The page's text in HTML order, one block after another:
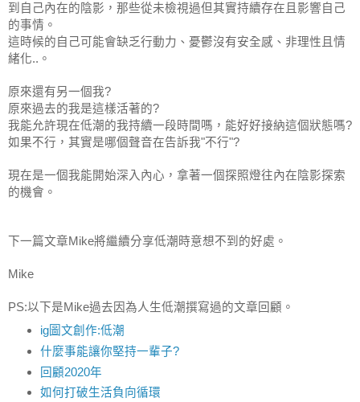
到自己內在的陰影，那些從未檢視過但其實持續存在且影響自己
的事情。
這時候的自己可能會缺乏行動力、憂鬱沒有安全感、非理性且情
緒化..。
原來還有另一個我?
原來過去的我是這樣活著的?
我能允許現在低潮的我持續一段時間嗎，能好好接納這個狀態嗎?
如果不行，其實是哪個聲音在告訴我"不行"?
現在是一個我能開始深入內心，拿著一個探照燈往內在陰影探索
的機會。
下一篇文章Mike將繼續分享低潮時意想不到的好處。
Mike
PS:以下是Mike過去因為人生低潮撰寫過的文章回顧。
ig圖文創作:低潮
什麼事能讓你堅持一輩子?
回顧2020年
如何打破生活負向循環